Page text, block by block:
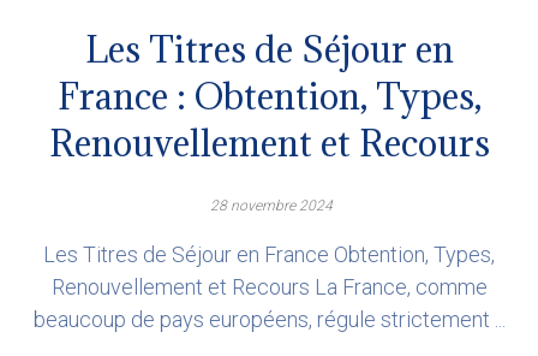
Les Titres de Séjour en
France : Obtention, Types,
Renouvellement et Recours
28 novembre 2024
Les Titres de Séjour en France Obtention, Types,
Renouvellement et Recours La France, comme
beaucoup de pays européens, régule strictement ...